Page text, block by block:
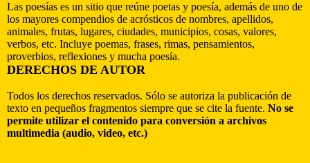
Las poesías es un sitio que reúne poetas y poesía, además de uno de
los mayores compendios de acrósticos de nombres, apellidos,
animales, frutas, lugares, ciudades, municipios, cosas, valores,
verbos, etc. Incluye poemas, frases, rimas, pensamientos,
proverbios, reflexiones y mucha poesía.
DERECHOS DE AUTOR
Todos los derechos reservados. Sólo se autoriza la publicación de
texto en pequeños fragmentos siempre que se cite la fuente. No se
permite utilizar el contenido para conversión a archivos
multimedia (audio, video, etc.)